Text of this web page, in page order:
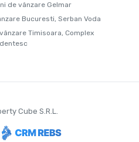
de vânzare Gelmar
Bucuresti, Serban Voda
Timisoara, Complex
Cube S.R.L.